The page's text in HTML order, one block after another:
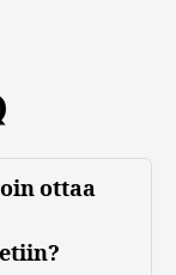
ottaa